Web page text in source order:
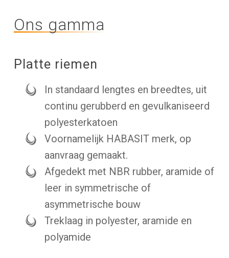
Ons gamma
Platte riemen
In standaard lengtes en breedtes, uit
continu gerubberd en gevulkaniseerd
polyesterkatoen
Voornamelijk HABASIT merk, op
aanvraag gemaakt.
Afgedekt met NBR rubber, aramide of
leer in symmetrische of
asymmetrische bouw
Treklaag in polyester, aramide en
polyamide